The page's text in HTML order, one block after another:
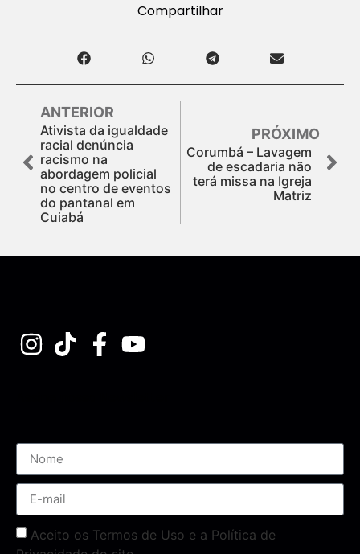
Compartilhar
ANTERIOR
Ativista da igualdade
racial denúncia
racismo na
abordagem policial
no centro de eventos
do pantanal em
Cuiabá
PRÓXIMO
Corumbá – Lavagem
de escadaria não
terá missa na Igreja
Matriz
Aceito os Termos de Uso e a Política de